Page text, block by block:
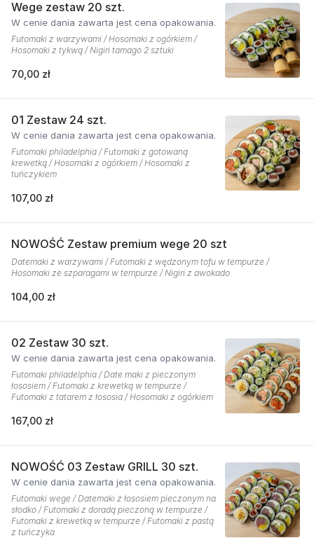
Wege zestaw 20 szt.
W cenie dania zawarta jest cena opakowania.
Futomaki z warzywami / Hosomaki z ogórkiem /
Hosomaki z tykwą / Nigiri tamago 2 sztuki
70,00 zł
01 Zestaw 24 szt.
W cenie dania zawarta jest cena opakowania.
Futomaki philadelphia / Futomaki z gotowaną
krewetką / Hosomaki z ogórkiem / Hosomaki z
tuńczykiem
107,00 zł
NOWOŚĆ Zestaw premium wege 20 szt
Datemaki z warzywami / Futomaki z wędzonym tofu w tempurze /
Hosomaki ze szparagami w tempurze / Nigiri z awokado
104,00 zł
02 Zestaw 30 szt.
W cenie dania zawarta jest cena opakowania.
Futomaki philadelphia / Date maki z pieczonym
łososiem / Futomaki z krewetką w tempurze /
Futomaki z tatarem z łososia / Hosomaki z ogórkiem
167,00 zł
NOWOŚĆ 03 Zestaw GRILL 30 szt.
W cenie dania zawarta jest cena opakowania.
Futomaki wege / Datemaki z łososiem pieczonym na
słodko / Futomaki z doradą pieczoną w tempurze /
Futomaki z krewetką w tempurze / Futomaki z pastą
z tuńczyka